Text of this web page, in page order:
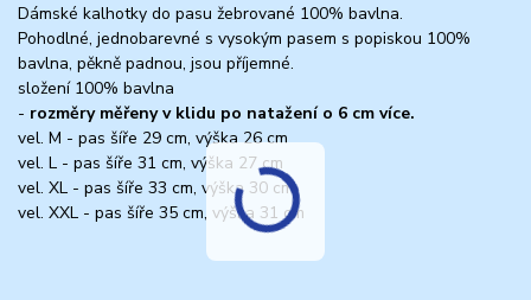
Dámské kalhotky do pasu žebrované 100% bavlna.
Pohodlné, jednobarevné s vysokým pasem s popiskou 100%
bavlna, pěkně padnou, jsou příjemné.
složení 100% bavlna
- rozměry měřeny v klidu po natažení o 6 cm více.
vel. M - pas šíře 29 cm, výška 26 cm
vel. L - pas šíře 31 cm, výška 27 cm
vel. XL - pas šíře 33 cm, výška 30 cm
vel. XXL - pas šíře 35 cm, výška 31 cm